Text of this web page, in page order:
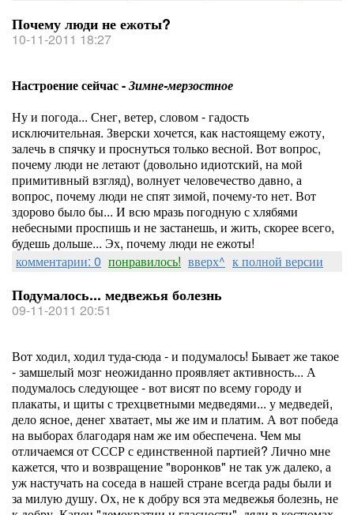
Почему люди не ежоты?
10-11-2011 18:27
Настроение сейчас -Зимне-мерзостное
Ну и погода... Снег, ветер, словом - гадость
исключительная. Зверски хочется, как настоящему ежоту,
залечь в спячку и проснуться только весной. Вот вопрос,
почему люди не летают (довольно идиотский, на мой
примитивный взгляд), волнует человечество давно, а
вопрос, почему люди не спят зимой, почему-то нет. Вот
здорово было бы... И всю мразь погодную с хлябями
небесными проспишь и не застанешь, и жить, скорее всего,
будешь дольше... Эх, почему люди не ежоты!
комментарии: 0 понравилось! вверх^ к полной версии
Подумалось... медвежья болезнь
09-11-2011 20:51
Вот ходил, ходил туда-сюда - и подумалось! Бывает же такое
- замшелый мозг неожиданно проявляет активность... А
подумалось следующее - вот висят по всему городу и
плакаты, и щиты с трехцветными медведями... у медведей,
дело ясное, денег хватает, мы же им и платим. А вот победа
на выборах благодаря нам же им обеспечена. Чем мы
отличаемся от СССР с единственной партией? Лично мне
кажется, что и возвращение "воронков" не так уж далеко, а
уж настучать на соседа в нашей стране всегда рады были и
за милую душу. Ох, не к добру вся эта медвежья болезнь, не